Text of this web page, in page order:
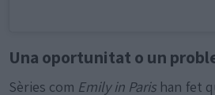
Una oportunitat o un
Sèries com Emily in Paris han fet